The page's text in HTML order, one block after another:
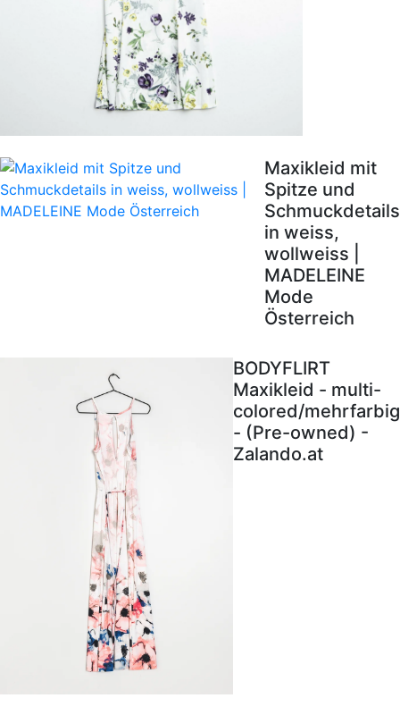
Maxikleid mit
Spitze und
Schmuckdetails
in weiss,
wollweiss |
MADELEINE
Mode
Österreich
BODYFLIRT
Maxikleid - multi-
colored/mehrfarbig
- (Pre-owned) -
Zalando.at